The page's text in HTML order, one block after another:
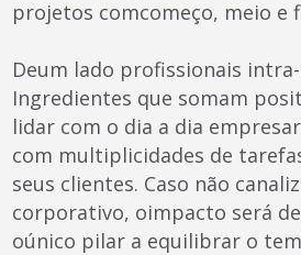
projetos comcomeço, meio e
Deum lado profissionais
Ingredientes que somam
lidar com o dia a dia
com multiplicidades de
seus clientes. Caso não
corporativo, oimpacto será
oúnico pilar a equilibrar o